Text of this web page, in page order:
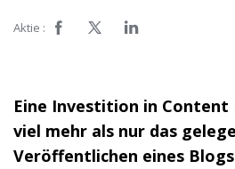
Aktie :
Eine Investition in
viel mehr als nur das
Veröffentlichen eines